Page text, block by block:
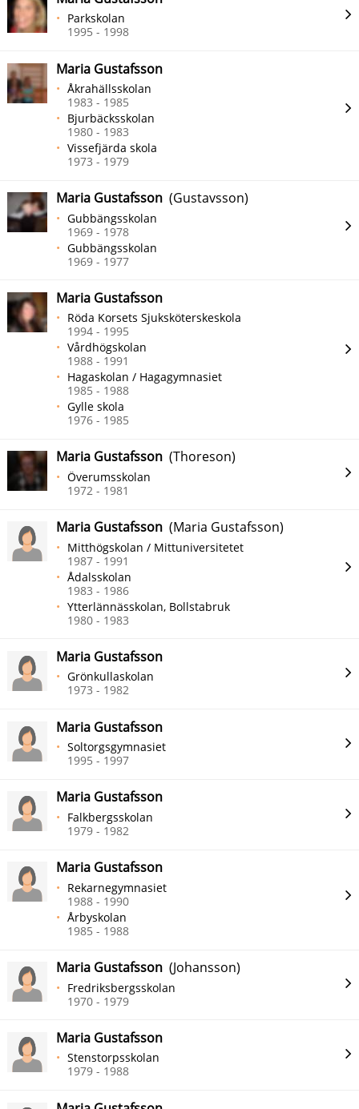
Parkskolan
1995 - 1998
Maria Gustafsson
Åkrahällsskolan
1983 - 1985
Bjurbäcksskolan
1980 - 1983
Vissefjärda skola
1973 - 1979
Maria Gustafsson (Gustavsson)
Gubbängsskolan
1969 - 1978
Gubbängsskolan
1969 - 1977
Maria Gustafsson
Röda Korsets Sjuksköterskeskola
1994 - 1995
Vårdhögskolan
1988 - 1991
Hagaskolan / Hagagymnasiet
1985 - 1988
Gylle skola
1976 - 1985
Maria Gustafsson (Thoreson)
Överumsskolan
1972 - 1981
Maria Gustafsson (Maria Gustafsson)
Mitthögskolan / Mittuniversitetet
1987 - 1991
Ådalsskolan
1983 - 1986
Ytterlännässkolan, Bollstabruk
1980 - 1983
Maria Gustafsson
Grönkullaskolan
1973 - 1982
Maria Gustafsson
Soltorgsgymnasiet
1995 - 1997
Maria Gustafsson
Falkbergsskolan
1979 - 1982
Maria Gustafsson
Rekarnegymnasiet
1988 - 1990
Årbyskolan
1985 - 1988
Maria Gustafsson (Johansson)
Fredriksbergsskolan
1970 - 1979
Maria Gustafsson
Stenstorpsskolan
1979 - 1988